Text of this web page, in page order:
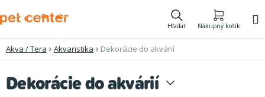
na
Hľadať Nákupný košík
Akva / Tera Akvaristika Dekorácie do akvárií
Dekorácie do akvárií